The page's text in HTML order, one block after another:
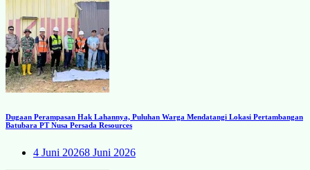
Dugaan Perampasan Hak Lahannya, Puluhan Warga Mendatangi Lokasi Pertambangan
Batubara PT Nusa Persada Resources
4 Juni 20268 Juni 2026